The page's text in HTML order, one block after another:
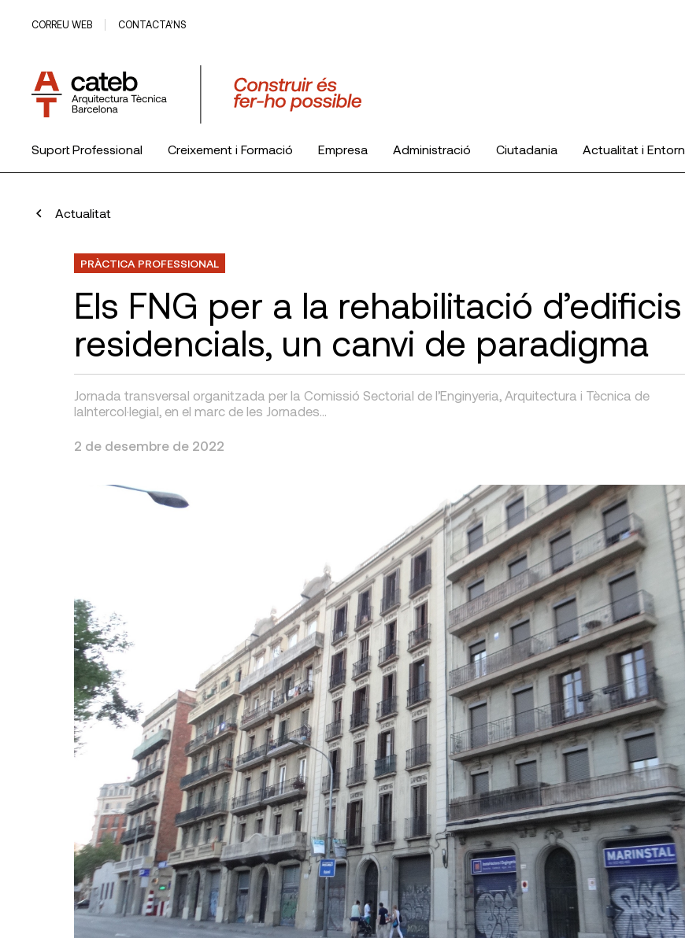
CORREU WEB CONTACTA’NS
Suport Professional Creixement i Formació Empresa Administració Ciutadania Actualitat i Entorn
Actualitat
PRÀCTICA PROFESSIONAL
Els FNG per a la rehabilitació d’edificis
residencials, un canvi de paradigma
Jornada transversal organitzada per la Comissió Sectorial de l’Enginyeria, Arquitectura i Tècnica de
laIntercol·legial, en el marc de les Jornades…
2 de desembre de 2022